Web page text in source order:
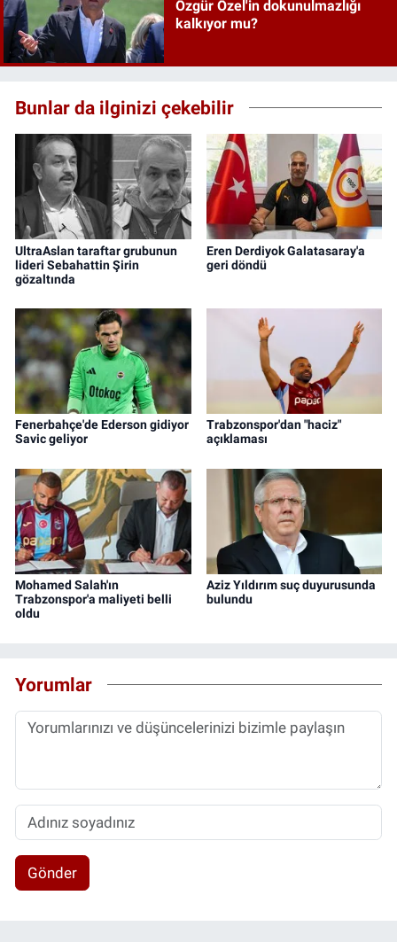
Özgür Özel'in dokunulmazlığı
kalkıyor mu?
Bunlar da ilginizi çekebilir
UltraAslan taraftar grubunun
lideri Sebahattin Şirin
gözaltında
Eren Derdiyok Galatasaray'a
geri döndü
Fenerbahçe'de Ederson gidiyor
Savic geliyor
Trabzonspor'dan "haciz"
açıklaması
Mohamed Salah'ın
Trabzonspor'a maliyeti belli
oldu
Aziz Yıldırım suç duyurusunda
bulundu
Yorumlar
Gönder